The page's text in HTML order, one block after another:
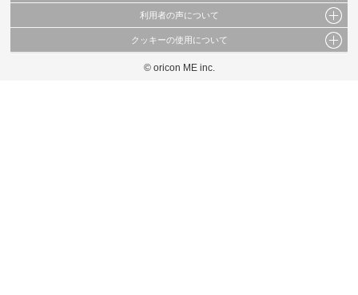
当サイトで公開されている情報（文字、写真、イラスト、画像データ等）及びこれらの配
これらの情報を権利者の許可なく無断転載・複製などの二次利用を行うことは固く禁じて
利用者の声について
当サイトに掲載している内容はすべてサービスの利用者が提出された見解・感想です。
弊社の見解・ 意見ではないことをご理解いただいた上でご覧ください。
クッキーの使用について
このサイトでは Cookie を使用して、ユーザーに合わせたコンテンツや広告の表示、ソー
© oricon ME inc.